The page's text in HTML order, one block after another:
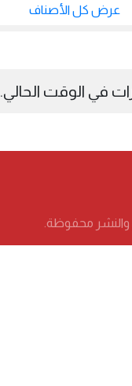
عرض كل الأصناف
في الوقت الحالي.